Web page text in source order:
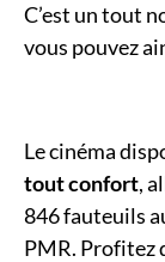
C’est un tout
vous pouvez
Le cinéma
tout confort,
846 fauteuils
PMR. Profitez